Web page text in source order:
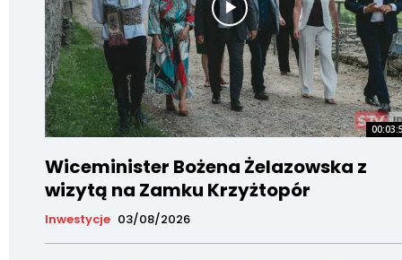
Wiceminister Bożena Żelazowska z
wizytą na Zamku Krzyżtopór
Inwestycje 03/08/2026